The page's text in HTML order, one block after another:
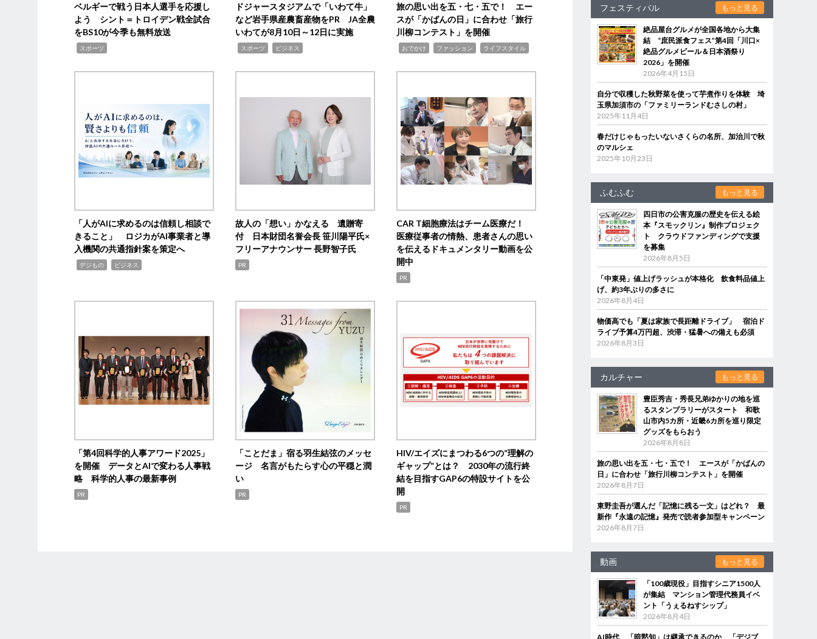
ベルギーで戦う日本人選手を応援し
よう シント＝トロイデン戦全試合
をBS10が今季も無料放送
スポーツ
ドジャースタジアムで「いわて牛」
など岩手県産農畜産物をPR JA全農
いわてが8月10日～12日に実施
スポーツ ビジネス
旅の思い出を五・七・五で！ エー
スが「かばんの日」に合わせ「旅行
川柳コンテスト」を開催
おでかけ ファッション ライフスタイル
「人がAIに求めるのは信頼し相談で
きること」 ロジカがAI事業者と導
入機関の共通指針案を策定へ
デジもの ビジネス
故人の「想い」かなえる 遺贈寄
付 日本財団名誉会長 笹川陽平氏×
フリーアナウンサー 長野智子氏
PR
CAR T細胞療法はチーム医療だ！
医療従事者の情熱、患者さんの思い
を伝えるドキュメンタリー動画を公
開中
PR
「第4回科学的人事アワード2025」
を開催 データとAIで変わる人事戦
略 科学的人事の最新事例
PR
「ことだま」宿る羽生結弦のメッセ
ージ 名言がもたらす心の平穏と潤
い
PR
HIV/エイズにまつわる6つの“理解の
ギャップ”とは？ 2030年の流行終
結を目指すGAP6の特設サイトを公
開
PR
フェスティバル もっと見る
絶品屋台グルメが全国各地から大集
結 “庶民派食フェス”第4回「川口×
絶品グルメビール＆日本酒祭り
2026」を開催
2026年4月15日
自分で収穫した秋野菜を使って芋煮作りを体験 埼
玉県加須市の「ファミリーランドむさしの村」
2025年11月4日
春だけじゃもったいないさくらの名所、加治川で秋
のマルシェ
2025年10月23日
ふむふむ もっと見る
四日市の公害克服の歴史を伝える絵
本『スモックリン』制作プロジェク
ト クラウドファンディングで支援
を募集
2026年8月5日
「中東発」値上げラッシュが本格化 飲食料品値上
げ、約3年ぶりの多さに
2026年8月4日
物価高でも「夏は家族で長距離ドライブ」 宿泊ド
ライブ予算4万円超、渋滞・猛暑への備えも必須
2026年8月3日
カルチャー もっと見る
豊臣秀吉・秀長兄弟ゆかりの地を巡
るスタンプラリーがスタート 和歌
山市内5カ所・近畿6カ所を巡り限定
グッズをもらおう
2026年8月8日
旅の思い出を五・七・五で！ エースが「かばんの
日」に合わせ「旅行川柳コンテスト」を開催
2026年8月7日
東野圭吾が選んだ「記憶に残る一文」はどれ？ 最
新作『永遠の記憶』発売で読者参加型キャンペーン
2026年8月7日
動画 もっと見る
「100歳現役」目指すシニア1500人
が集結 マンション管理代務員イベ
ント「うぇるねすシップ」
2026年8月4日
AI時代、「暗黙知」は継承できるのか 「デジブ